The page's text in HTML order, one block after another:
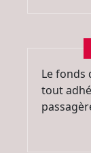
Le fonds
tout